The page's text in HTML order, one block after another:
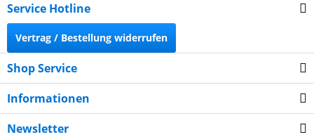
Service Hotline
Vertrag / Bestellung widerrufen
Shop Service
Informationen
Newsletter